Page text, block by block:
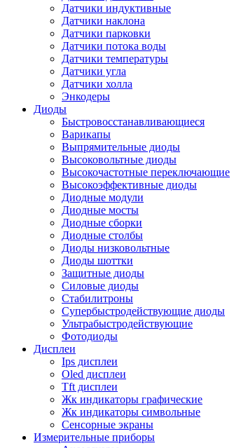
Датчики индуктивные
Датчики наклона
Датчики парковки
Датчики потока воды
Датчики температуры
Датчики угла
Датчики холла
Энкодеры
Диоды
Быстровосстанавливающиеся
Варикапы
Выпрямительные диоды
Высоковольтные диоды
Высокочастотные переключающие
Высокоэффективные диоды
Диодные модули
Диодные мосты
Диодные сборки
Диодные столбы
Диоды низковольтные
Диоды шоттки
Защитные диоды
Силовые диоды
Стабилитроны
Супербыстродействующие диоды
Ультрабыстродействующие
Фотодиоды
Дисплеи
Ips дисплеи
Oled дисплеи
Tft дисплеи
Жк индикаторы графические
Жк индикаторы символьные
Сенсорные экраны
Измерительные приборы